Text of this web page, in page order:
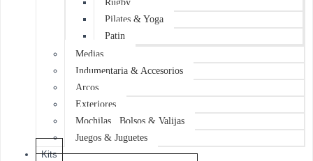
Rugby
Pilates & Yoga
Patin
Medias
Indumentaria & Accesorios
Arcos
Exteriores
Mochilas , Bolsos & Valijas
Juegos & Juguetes
Kits